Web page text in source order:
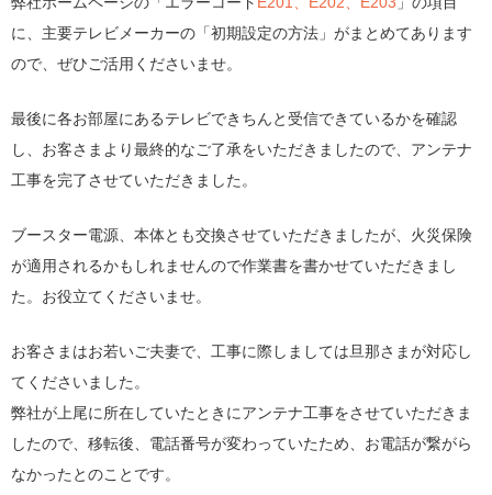
に、主要テレビメーカーの「初期設定の方法」がまとめてあります
ので、ぜひご活用くださいませ。
最後に各お部屋にあるテレビできちんと受信できているかを確認
し、お客さまより最終的なご了承をいただきましたので、アンテナ
工事を完了させていただきました。
ブースター電源、本体とも交換させていただきましたが、火災保険
が適用されるかもしれませんので作業書を書かせていただきまし
た。お役立てくださいませ。
お客さまはお若いご夫妻で、工事に際しましては旦那さまが対応し
てくださいました。
弊社が上尾に所在していたときにアンテナ工事をさせていただきま
したので、移転後、電話番号が変わっていたため、お電話が繋がら
なかったとのことです。